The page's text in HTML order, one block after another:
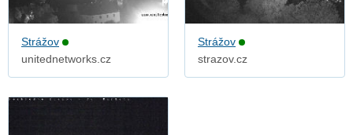
Strážov
unitednetworks.cz
Strážov
strazov.cz